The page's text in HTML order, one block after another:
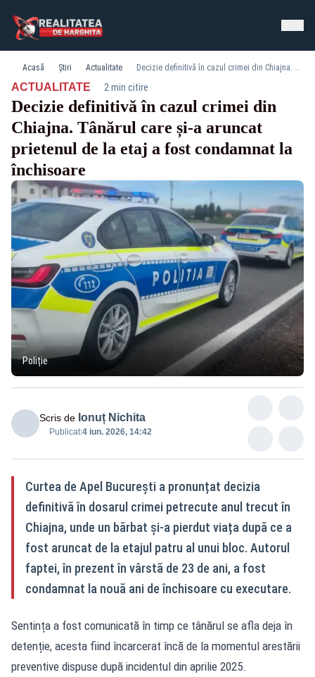
Acasă Știri Actualitate Decizie definitivă în cazul crimei din Chiajna. Tânărul care și-a aruncat prietenul de la etaj a fost condamnat la închisoare
ACTUALITATE· 2 min citire
Decizie definitivă în cazul crimei din
Chiajna. Tânărul care și-a aruncat
prietenul de la etaj a fost condamnat la
închisoare
Poliție
Scris de Ionuț Nichita
Publicat:4 iun. 2026, 14:42
Curtea de Apel București a pronunțat decizia
definitivă în dosarul crimei petrecute anul trecut în
Chiajna, unde un bărbat și-a pierdut viața după ce a
fost aruncat de la etajul patru al unui bloc. Autorul
faptei, în prezent în vârstă de 23 de ani, a fost
condamnat la nouă ani de închisoare cu executare.
Sentința a fost comunicată în timp ce tânărul se afla deja în
detenție, acesta fiind încarcerat încă de la momentul arestării
preventive dispuse după incidentul din aprilie 2025.